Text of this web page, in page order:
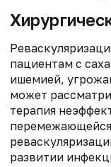
пациентам с
ишемией,
может
терапия
развитии